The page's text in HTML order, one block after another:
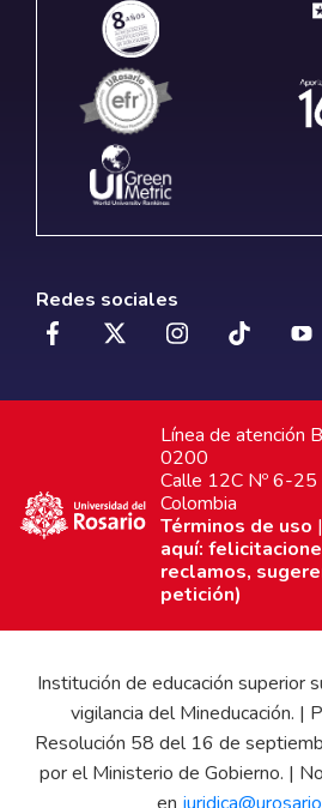
Redes sociales
Línea de atención
0200
Calle 12C Nº 6-25
Colombia
Términos de uso |
aquí:
reclamos,
petición)
Institución de educación superior
vigilancia del Mineducación. |
Resolución 58 del 16 de
por el Ministerio de Gobierno. |